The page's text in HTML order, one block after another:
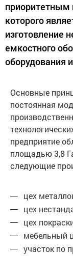
приоритетным
которого
изготовление
емкостного
оборудования
Основные
постоянная
предприятие
площадью 3,8
следующие
цех
цех
цех
мебельный
участок по